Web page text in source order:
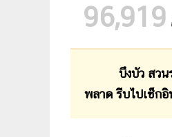
96,919
บึงบัว สวนรถไ
พลาด รีบไปเช็ก